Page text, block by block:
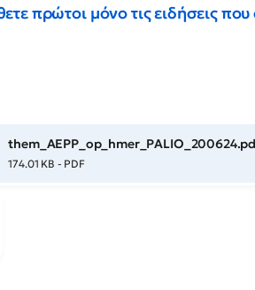
πρώτοι μόνο τις ειδήσεις
174.01 KB - PDF